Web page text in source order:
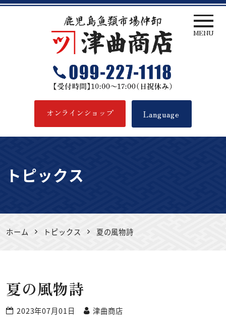
津曲商店
オンラインショップ Language
MENU
トピックス
ホーム トピックス 夏の風物詩
夏の風物詩
2023年07月01日 津曲商店